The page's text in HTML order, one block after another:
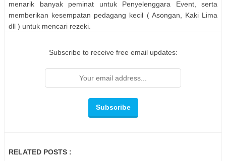
menarik banyak peminat untuk Penyelenggara Event, serta
memberikan kesempatan pedagang kecil ( Asongan, Kaki Lima
dll ) untuk mencari rezeki.
Subscribe to receive free email updates:
RELATED POSTS :